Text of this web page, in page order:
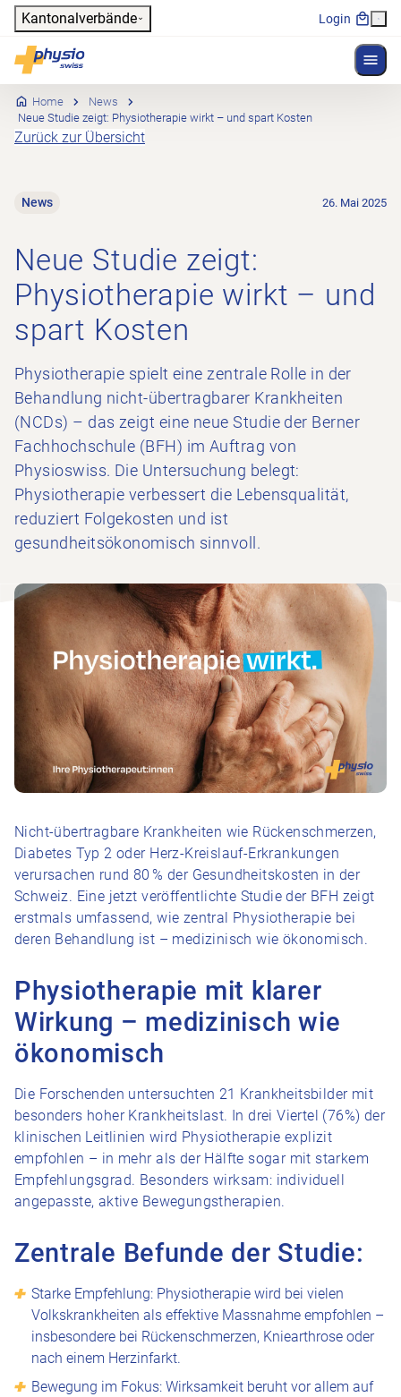
Header
Kantonalverbände Login
Physioswiss
Hauptnavigation
Home
News
​​Neue Studie zeigt: Physiotherapie wirkt – und spart Kosten​
Zurück zur Übersicht
News 26. Mai 2025
​​Neue Studie zeigt:
Physiotherapie wirkt – und
spart Kosten​
Physiotherapie spielt eine zentrale Rolle in der
Behandlung nicht-übertragbarer Krankheiten
(NCDs) – das zeigt eine neue Studie der Berner
Fachhochschule (BFH) im Auftrag von
Physioswiss. Die Untersuchung belegt:
Physiotherapie verbessert die Lebensqualität,
reduziert Folgekosten und ist
gesundheitsökonomisch sinnvoll.
Nicht-übertragbare Krankheiten wie Rückenschmerzen,
Diabetes Typ 2 oder Herz-Kreislauf-Erkrankungen
verursachen rund 80 % der Gesundheitskosten in der
Schweiz. Eine jetzt veröffentlichte Studie der BFH zeigt
erstmals umfassend, wie zentral Physiotherapie bei
deren Behandlung ist – medizinisch wie ökonomisch.
Physiotherapie mit klarer
Wirkung – medizinisch wie
ökonomisch
Die Forschenden untersuchten 21 Krankheitsbilder mit
besonders hoher Krankheitslast. In drei Viertel (76%) der
klinischen Leitlinien wird Physiotherapie explizit
empfohlen – in mehr als der Hälfte sogar mit starkem
Empfehlungsgrad. Besonders wirksam: individuell
angepasste, aktive Bewegungstherapien.
Zentrale Befunde der Studie:
Starke Empfehlung: Physiotherapie wird bei vielen
Volkskrankheiten als effektive Massnahme empfohlen –
insbesondere bei Rückenschmerzen, Kniearthrose oder
nach einem Herzinfarkt.
Bewegung im Fokus: Wirksamkeit beruht vor allem auf